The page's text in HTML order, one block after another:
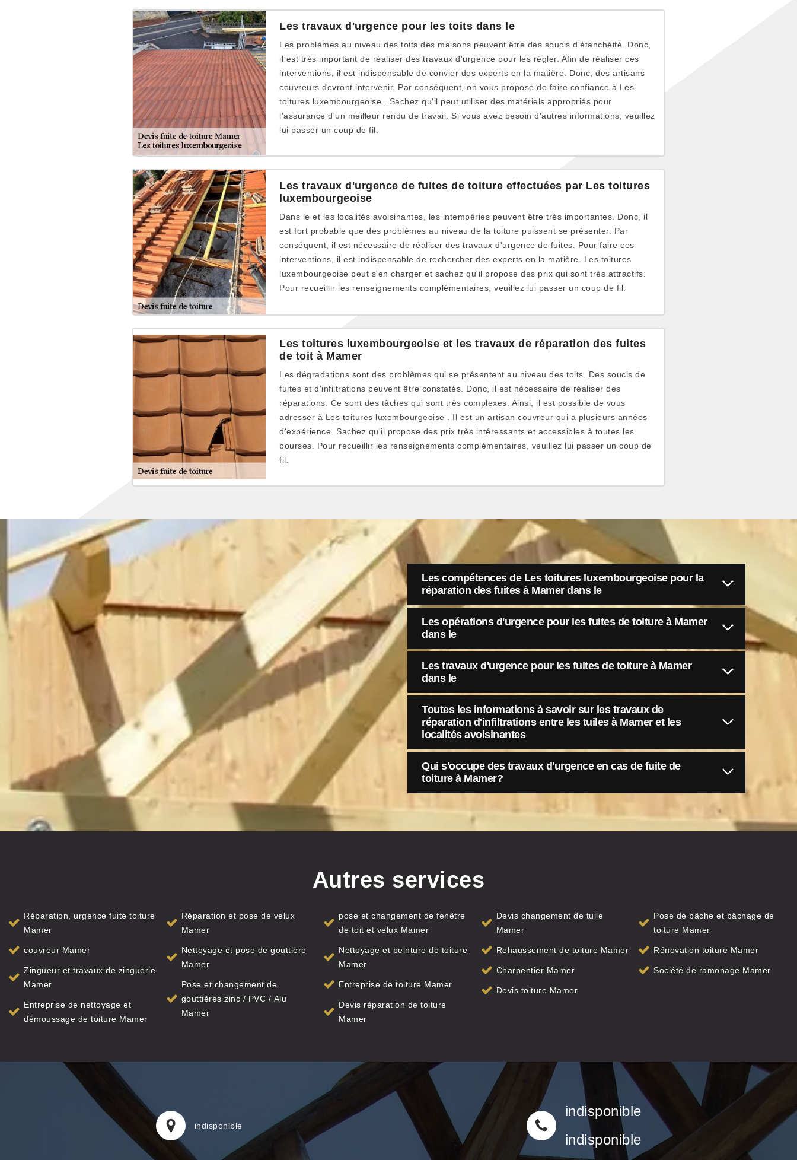
Les travaux d'urgence pour les toits dans le
Les problèmes au niveau des toits des maisons peuvent être des soucis d'étanchéité. Donc,
il est très important de réaliser des travaux d'urgence pour les régler. Afin de réaliser ces
interventions, il est indispensable de convier des experts en la matière. Donc, des artisans
couvreurs devront intervenir. Par conséquent, on vous propose de faire confiance à Les
toitures luxembourgeoise . Sachez qu'il peut utiliser des matériels appropriés pour
l'assurance d'un meilleur rendu de travail. Si vous avez besoin d'autres informations, veuillez
lui passer un coup de fil.
Les travaux d'urgence de fuites de toiture effectuées par Les toitures
luxembourgeoise
Dans le et les localités avoisinantes, les intempéries peuvent être très importantes. Donc, il
est fort probable que des problèmes au niveau de la toiture puissent se présenter. Par
conséquent, il est nécessaire de réaliser des travaux d'urgence de fuites. Pour faire ces
interventions, il est indispensable de rechercher des experts en la matière. Les toitures
luxembourgeoise peut s'en charger et sachez qu'il propose des prix qui sont très attractifs.
Pour recueillir les renseignements complémentaires, veuillez lui passer un coup de fil.
Les toitures luxembourgeoise et les travaux de réparation des fuites
de toit à Mamer
Les dégradations sont des problèmes qui se présentent au niveau des toits. Des soucis de
fuites et d'infiltrations peuvent être constatés. Donc, il est nécessaire de réaliser des
réparations. Ce sont des tâches qui sont très complexes. Ainsi, il est possible de vous
adresser à Les toitures luxembourgeoise . Il est un artisan couvreur qui a plusieurs années
d'expérience. Sachez qu'il propose des prix très intéressants et accessibles à toutes les
bourses. Pour recueillir les renseignements complémentaires, veuillez lui passer un coup de
fil.
Les compétences de Les toitures luxembourgeoise pour la
réparation des fuites à Mamer dans le
Les opérations d'urgence pour les fuites de toiture à Mamer
dans le
Les travaux d'urgence pour les fuites de toiture à Mamer
dans le
Toutes les informations à savoir sur les travaux de
réparation d'infiltrations entre les tuiles à Mamer et les
localités avoisinantes
Qui s'occupe des travaux d'urgence en cas de fuite de
toiture à Mamer?
Autres services
Réparation, urgence fuite toiture
Mamer
couvreur Mamer
Zingueur et travaux de zinguerie
Mamer
Entreprise de nettoyage et
démoussage de toiture Mamer
Réparation et pose de velux
Mamer
Nettoyage et pose de gouttière
Mamer
Pose et changement de
gouttières zinc / PVC / Alu
Mamer
pose et changement de fenêtre
de toit et velux Mamer
Nettoyage et peinture de toiture
Mamer
Entreprise de toiture Mamer
Devis réparation de toiture
Mamer
Devis changement de tuile
Mamer
Rehaussement de toiture Mamer
Charpentier Mamer
Devis toiture Mamer
Pose de bâche et bâchage de
toiture Mamer
Rénovation toiture Mamer
Société de ramonage Mamer
indisponible
indisponible
indisponible